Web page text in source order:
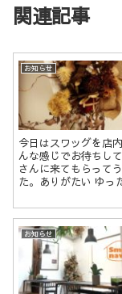
関連記事
お知らせ
今日はスワッグを店
んな感じでお待ちし
さんに来てもらって
た。ありがたい ゆっ
お知らせ